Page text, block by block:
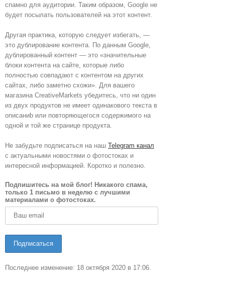
спамно для аудитории. Таким образом, Google не
будет посылать пользователей на этот контент.
Другая практика, которую следует избегать, —
это дублирование контента. По данным Google,
дублированный контент — это «значительные
блоки контента на сайте, которые либо
полностью совпадают с контентом на других
сайтах, либо заметно схожи». Для вашего
магазина CreativeMarkets убедитесь, что ни один
из двух продуктов не имеет одинакового текста в
описаниb или повторяющегося содержимого на
одной и той же странице продукта.
Не забудьте подписаться на наш Telegram канал
с актуальными новостями о фотостоках и
интересной информацией. Коротко и полезно.
Подпишитесь на мой блог! Никакого спама,
только 1 письмо в неделю с лучшими
материалами о фотостоках.
Последнее изменение: 18 октября 2020 в 17:06.